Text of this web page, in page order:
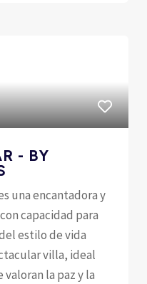
- BY
una encantadora y
capacidad para
estilo de vida
villa, ideal
la paz y la